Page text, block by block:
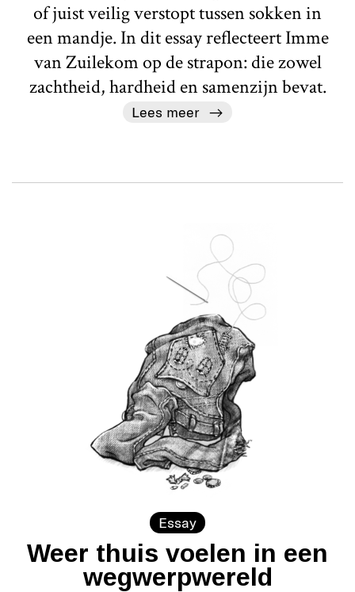
of juist veilig verstopt tussen sokken in
een mandje. In dit essay reflecteert Imme
van Zuilekom op de strapon: die zowel
zachtheid, hardheid en samenzijn bevat.
Lees meer
Essay
Weer thuis voelen in een
wegwerpwereld